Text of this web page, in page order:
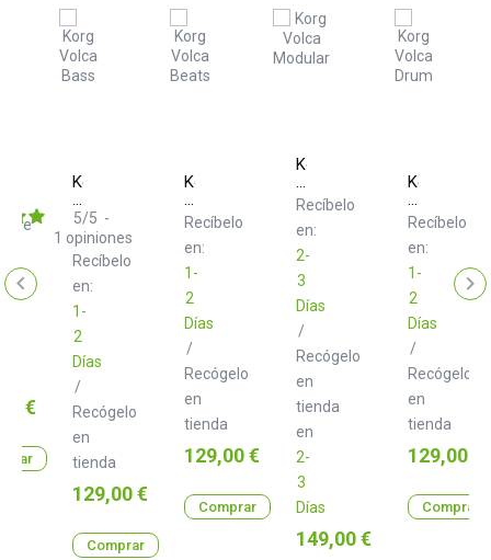
€
Korg
Volca
Bass
Recíbelo
en:
1-
2
Días
/
Recógelo
en
tienda
5/5 -
1 opiniones
Precio
129,00 €
Comprar
Korg
Volca
Beats
Recíbelo
en:
1-
2
Días
/
Recógelo
en
tienda
Precio
129,00 €
Comprar
Korg
Volca
Modular
Recíbelo
en:
2-
3
Días
/
Recógelo
en
tienda
en
2-
3
Días
Precio
149,00 €
Korg
Volca
Drum
Recíbelo
en:
1-
2
Días
/
Recógelo
en
tienda
Precio
129,00 €
Comprar